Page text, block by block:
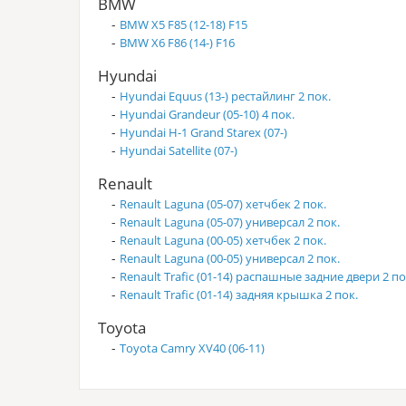
- BMW X5 F85 (12-18) F15
- BMW X6 F86 (14-) F16
Hyundai
- Hyundai Equus (13-) рестайлинг 2 пок.
- Hyundai Grandeur (05-10) 4 пок.
- Hyundai H-1 Grand Starex (07-)
- Hyundai Satellite (07-)
Renault
- Renault Laguna (05-07) хетчбек 2 пок.
- Renault Laguna (05-07) универсал 2 пок.
- Renault Laguna (00-05) хетчбек 2 пок.
- Renault Laguna (00-05) универсал 2 пок.
- Renault Trafic (01-14) распашные задние двери 2
- Renault Trafic (01-14) задняя крышка 2 пок.
Toyota
- Toyota Camry XV40 (06-11)